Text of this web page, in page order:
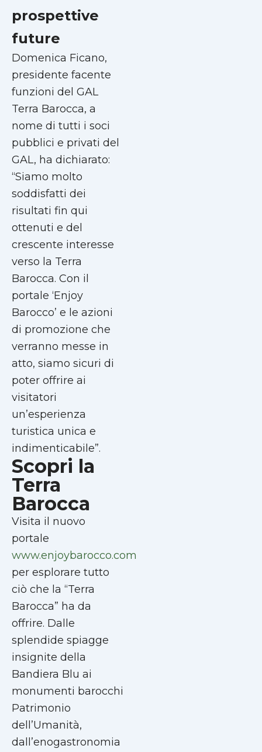
prospettive
future
Domenica Ficano,
presidente facente
funzioni del GAL
Terra Barocca, a
nome di tutti i soci
pubblici e privati del
GAL, ha dichiarato:
“Siamo molto
soddisfatti dei
risultati fin qui
ottenuti e del
crescente interesse
verso la Terra
Barocca. Con il
portale ‘Enjoy
Barocco’ e le azioni
di promozione che
verranno messe in
atto, siamo sicuri di
poter offrire ai
visitatori
un’esperienza
turistica unica e
indimenticabile”.
Scopri la
Terra
Barocca
Visita il nuovo
portale
www.enjoybarocco.com
per esplorare tutto
ciò che la “Terra
Barocca” ha da
offrire. Dalle
splendide spiagge
insignite della
Bandiera Blu ai
monumenti barocchi
Patrimonio
dell’Umanità,
dall’enogastronomia